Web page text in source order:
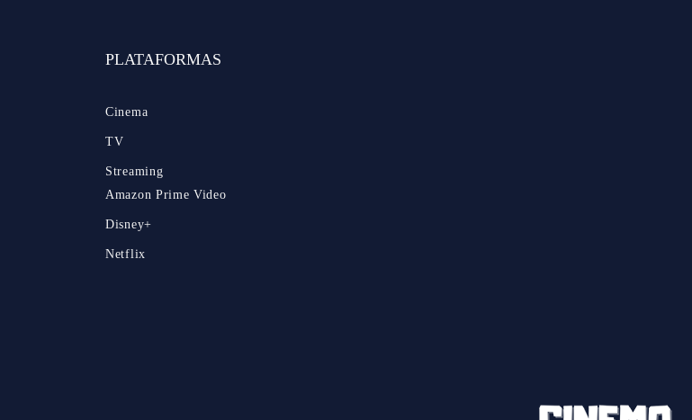
PLATAFORMAS
Cinema
TV
Streaming
Amazon Prime Video
Disney+
Netflix